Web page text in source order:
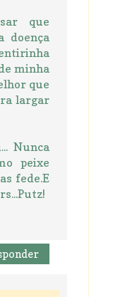
que
doença
minha
que
largar
Nunca
peixe
fede.E